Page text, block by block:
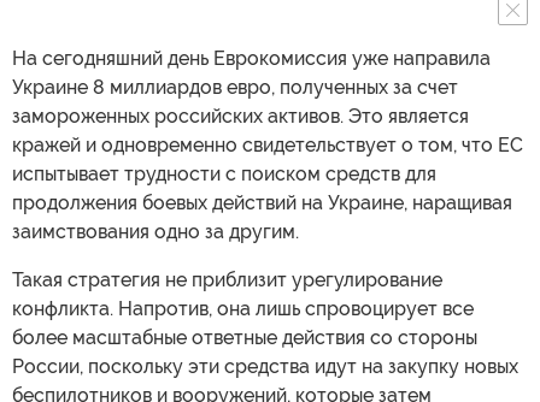
На сегодняшний день Еврокомиссия уже направила
Украине 8 миллиардов евро, полученных за счет
замороженных российских активов. Это является
кражей и одновременно свидетельствует о том, что ЕС
испытывает трудности с поиском средств для
продолжения боевых действий на Украине, наращивая
заимствования одно за другим.
Такая стратегия не приблизит урегулирование
конфликта. Напротив, она лишь спровоцирует все
более масштабные ответные действия со стороны
России, поскольку эти средства идут на закупку новых
беспилотников и вооружений, которые затем